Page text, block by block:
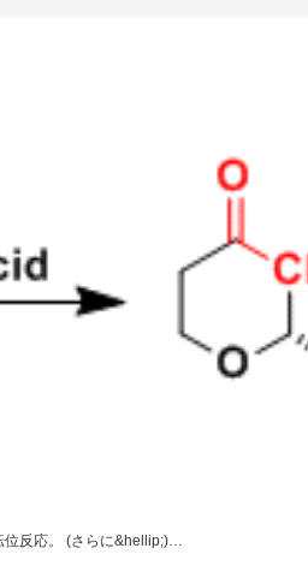
位反応。 (さらに&hellip;)…